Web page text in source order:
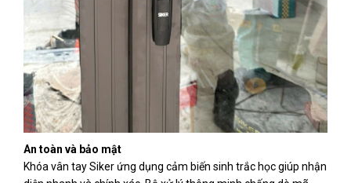
An toàn và bảo mật
Khóa vân tay Siker ứng dụng cảm biến sinh trắc học giúp nhận